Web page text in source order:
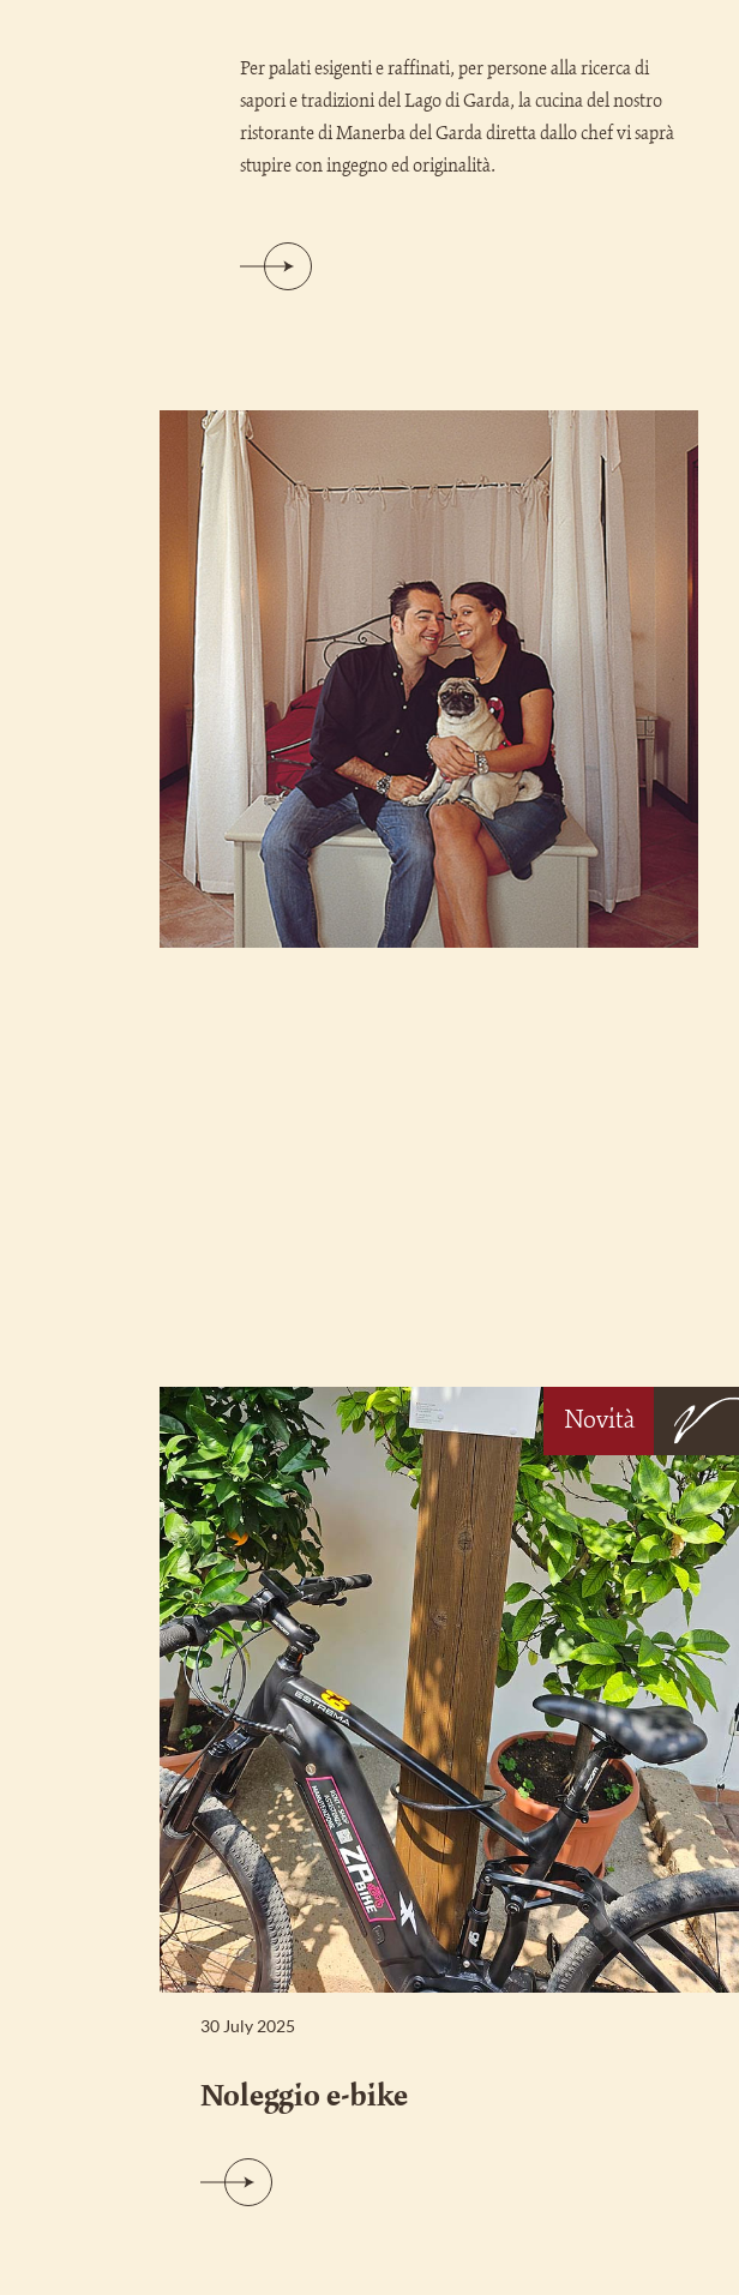
Per palati esigenti e raffinati, per persone alla ricerca di
sapori e tradizioni del Lago di Garda, la cucina del nostro
ristorante di Manerba del Garda diretta dallo chef vi saprà
stupire con ingegno ed originalità.
Novità
30 July 2025
Noleggio e-bike